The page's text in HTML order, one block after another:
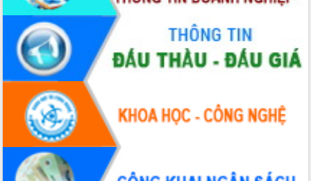
Bàn giải pháp tháo gỡ khó khăn trong
xuất khẩu sầu riêng và triển khai quy
định EUDR
Thứ trưởng Bộ Nông nghiệp và Môi
trường Nguyễn Hoàng Hiệp khảo sát
vùng trồng và doanh nghiệp đóng gói
sầu riêng tại Đắk Lắk
Trình diễn nghệ thuật chế biến các
món ăn từ sầu riêng
Đắk Lắk công bố Quy hoạch và xúc
tiến đầu tư tỉnh
Ngành cá ngừ Đắk Lắk chủ động thích